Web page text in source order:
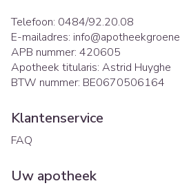
Telefoon: 0484/92.20.08
E-mailadres: info@
APB nummer: 420605
Apotheek titularis: Astrid Huyghe
BTW nummer: BE0670506164
Klantenservice
FAQ
Uw apotheek